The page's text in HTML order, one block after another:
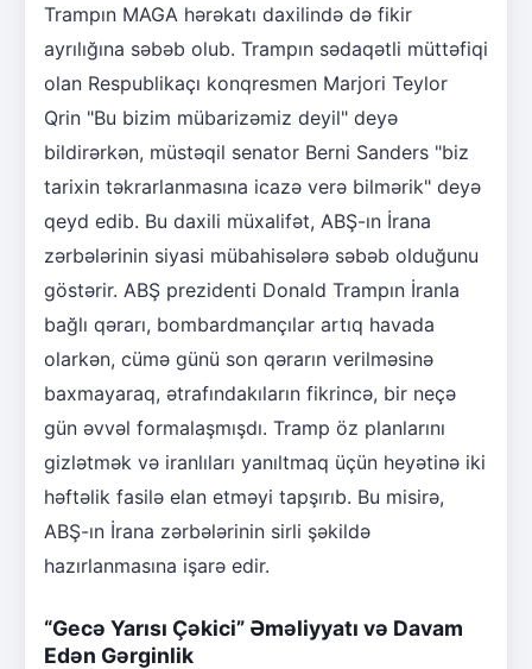
Trampın MAGA hərəkatı daxilində də fikir
ayrılığına səbəb olub. Trampın sədaqətli müttəfiqi
olan Respublikaçı konqresmen Marjori Teylor
Qrin "Bu bizim mübarizəmiz deyil" deyə
bildirərkən, müstəqil senator Berni Sanders "biz
tarixin təkrarlanmasına icazə verə bilmərik" deyə
qeyd edib. Bu daxili müxalifət, ABŞ-ın İrana
zərbələrinin siyasi mübahisələrə səbəb olduğunu
göstərir. ABŞ prezidenti Donald Trampın İranla
bağlı qərarı, bombardmançılar artıq havada
olarkən, cümə günü son qərarın verilməsinə
baxmayaraq, ətrafındakıların fikrincə, bir neçə
gün əvvəl formalaşmışdı. Tramp öz planlarını
gizlətmək və iranlıları yanıltmaq üçün heyətinə iki
həftəlik fasilə elan etməyi tapşırıb. Bu misirə,
ABŞ-ın İrana zərbələrinin sirli şəkildə
hazırlanmasına işarə edir.
“Gecə Yarısı Çəkici” Əməliyyatı və Davam
Edən Gərginlik